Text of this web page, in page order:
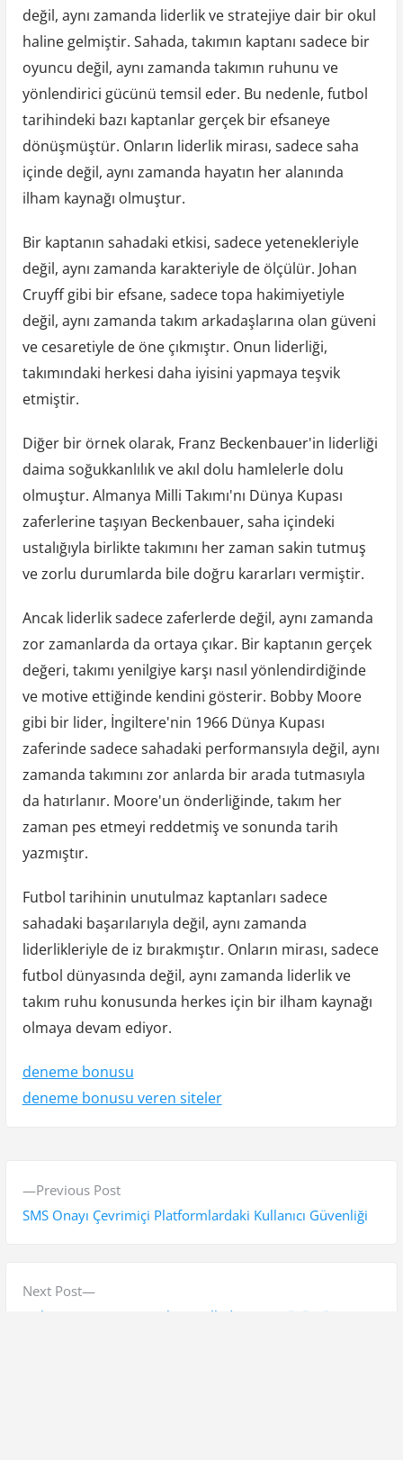
değil, aynı zamanda liderlik ve stratejiye dair bir okul
haline gelmiştir. Sahada, takımın kaptanı sadece bir
oyuncu değil, aynı zamanda takımın ruhunu ve
yönlendirici gücünü temsil eder. Bu nedenle, futbol
tarihindeki bazı kaptanlar gerçek bir efsaneye
dönüşmüştür. Onların liderlik mirası, sadece saha
içinde değil, aynı zamanda hayatın her alanında
ilham kaynağı olmuştur.
Bir kaptanın sahadaki etkisi, sadece yetenekleriyle
değil, aynı zamanda karakteriyle de ölçülür. Johan
Cruyff gibi bir efsane, sadece topa hakimiyetiyle
değil, aynı zamanda takım arkadaşlarına olan güveni
ve cesaretiyle de öne çıkmıştır. Onun liderliği,
takımındaki herkesi daha iyisini yapmaya teşvik
etmiştir.
Diğer bir örnek olarak, Franz Beckenbauer'in liderliği
daima soğukkanlılık ve akıl dolu hamlelerle dolu
olmuştur. Almanya Milli Takımı'nı Dünya Kupası
zaferlerine taşıyan Beckenbauer, saha içindeki
ustalığıyla birlikte takımını her zaman sakin tutmuş
ve zorlu durumlarda bile doğru kararları vermiştir.
Ancak liderlik sadece zaferlerde değil, aynı zamanda
zor zamanlarda da ortaya çıkar. Bir kaptanın gerçek
değeri, takımı yenilgiye karşı nasıl yönlendirdiğinde
ve motive ettiğinde kendini gösterir. Bobby Moore
gibi bir lider, İngiltere'nin 1966 Dünya Kupası
zaferinde sadece sahadaki performansıyla değil, aynı
zamanda takımını zor anlarda bir arada tutmasıyla
da hatırlanır. Moore'un önderliğinde, takım her
zaman pes etmeyi reddetmiş ve sonunda tarih
yazmıştır.
Futbol tarihinin unutulmaz kaptanları sadece
sahadaki başarılarıyla değil, aynı zamanda
liderlikleriyle de iz bırakmıştır. Onların mirası, sadece
futbol dünyasında değil, aynı zamanda liderlik ve
takım ruhu konusunda herkes için bir ilham kaynağı
olmaya devam ediyor.
deneme bonusu
deneme bonusu veren siteler
Previous PostP
r
SMS Onayı Çevrimiçi Platformlardaki Kullanıcı Güvenliği
Next Post
N
Uplay Pc Is Not Currently Installed Hatası Çözümü